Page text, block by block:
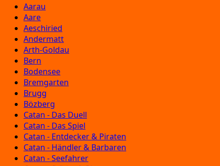
Aarau
Aare
Aeschiried
Andermatt
Arth-Goldau
Bern
Bodensee
Bremgarten
Brugg
Bözberg
Catan - Das Duell
Catan - Das Spiel
Catan - Entdecker & Piraten
Catan - Händler & Barbaren
Catan - Seefahrer